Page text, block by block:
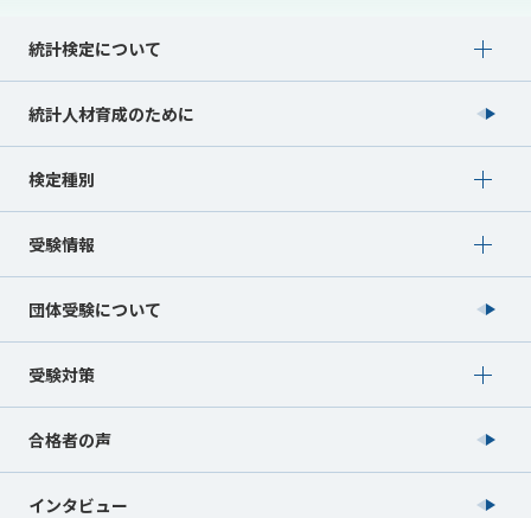
統計検定について
Show submenu for 統計検定について
統計人材育成のために
検定種別
Show submenu for 検定種別
受験情報
Show submenu for 受験情報
団体受験について
受験対策
Show submenu for 受験対策
合格者の声
インタビュー